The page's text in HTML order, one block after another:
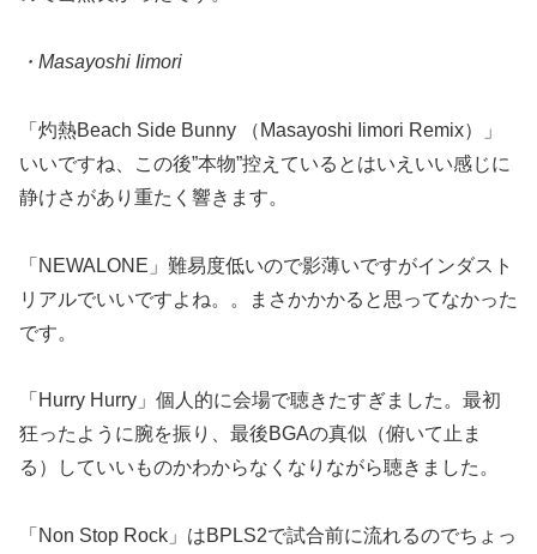
・Masayoshi Iimori
「灼熱Beach Side Bunny （Masayoshi Iimori Remix）」
いいですね、この後”本物”控えているとはいえいい感じに
静けさがあり重たく響きます。
「NEWALONE」難易度低いので影薄いですがインダスト
リアルでいいですよね。。まさかかかると思ってなかった
です。
「Hurry Hurry」個人的に会場で聴きたすぎました。最初
狂ったように腕を振り、最後BGAの真似（俯いて止ま
る）していいものかわからなくなりながら聴きました。
「Non Stop Rock」はBPLS2で試合前に流れるのでちょっ